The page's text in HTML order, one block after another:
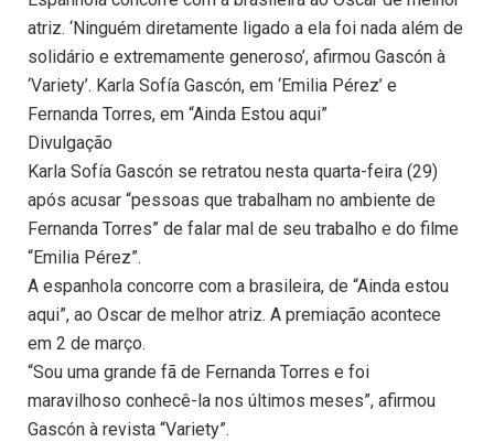
atriz. ‘Ninguém diretamente ligado a ela foi nada além de
solidário e extremamente generoso’, afirmou Gascón à
‘Variety’. Karla Sofía Gascón, em ‘Emilia Pérez’ e
Fernanda Torres, em “Ainda Estou aqui”
Divulgação
Karla Sofía Gascón se retratou nesta quarta-feira (29)
após acusar “pessoas que trabalham no ambiente de
Fernanda Torres” de falar mal de seu trabalho e do filme
“Emilia Pérez”.
A espanhola concorre com a brasileira, de “Ainda estou
aqui”, ao Oscar de melhor atriz. A premiação acontece
em 2 de março.
“Sou uma grande fã de Fernanda Torres e foi
maravilhoso conhecê-la nos últimos meses”, afirmou
Gascón à revista “Variety”.